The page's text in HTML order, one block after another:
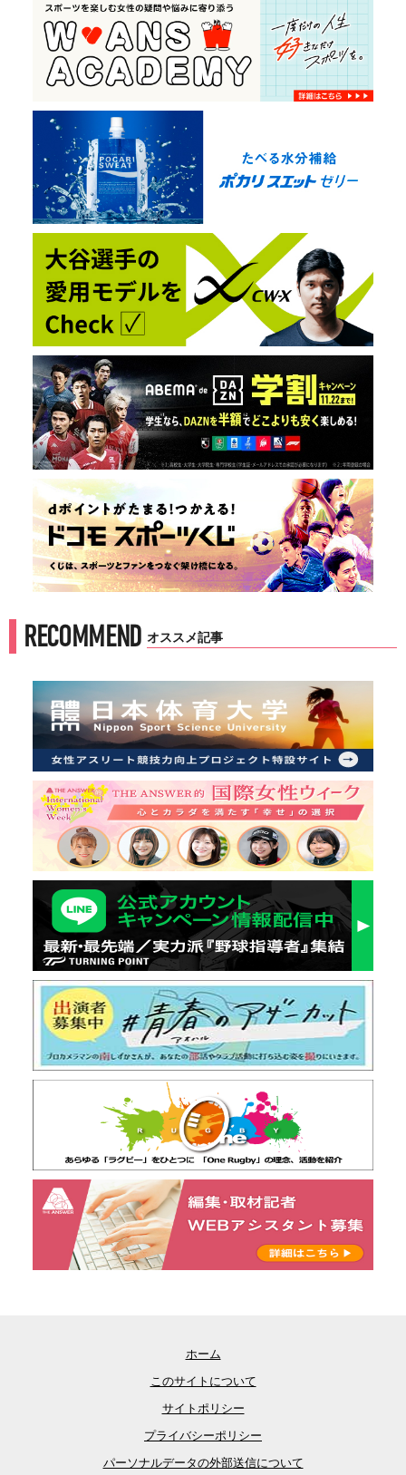
RECOMMEND オススメ記事
ホーム
このサイトについて
サイトポリシー
プライバシーポリシー
パーソナルデータの外部送信について